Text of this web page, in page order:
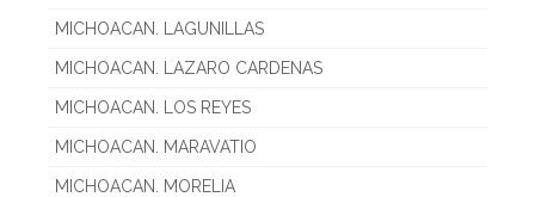
MICHOACAN. LAGUNILLAS
MICHOACAN. LAZARO CARDENAS
MICHOACAN. LOS REYES
MICHOACAN. MARAVATIO
MICHOACAN. MORELIA